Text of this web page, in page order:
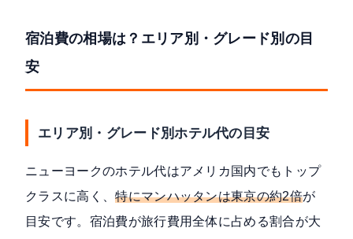
宿泊費の相場は？エリア別・グレード別の目
安
エリア別・グレード別ホテル代の目安
ニューヨークのホテル代はアメリカ国内でもトップ
クラスに高く、特にマンハッタンは東京の約2倍が
目安です。宿泊費が旅行費用全体に占める割合が大